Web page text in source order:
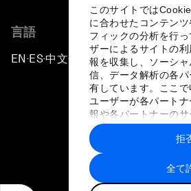
このサイトでは
に合わせたコンテン
フィックの分析を行
ザーによるサイトの
報を収集し、ソーシ
信、データ解析の各
有しています。ここで
ユーザーが各パート
報や各パートナーの
に収集された情報と
トナーによって使用さ
す。
全て
拒
言語
EN ▪ES▪中文▪ 日本語
プライバシーポリシー
サイトマップ